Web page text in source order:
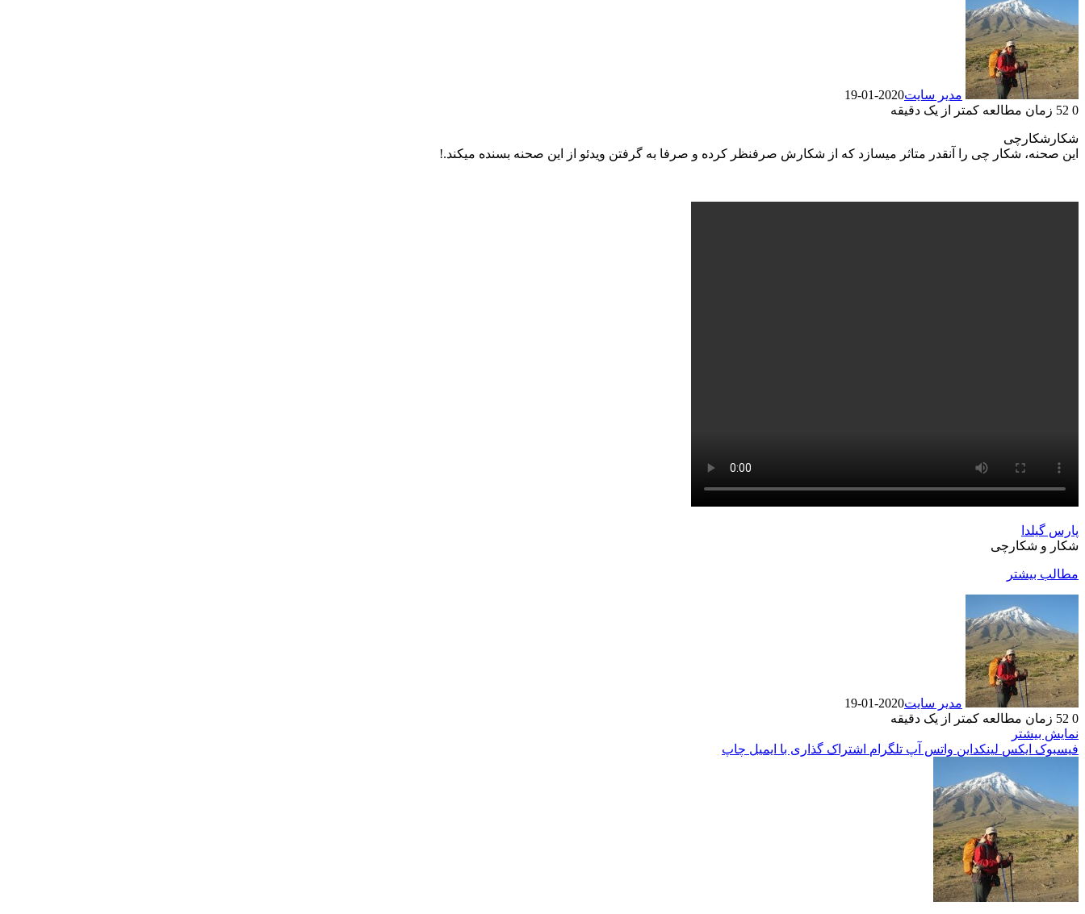
مدیر سایت2020-01-19
0
زمان مطالعه کمتر از یک دقیقه
شکارشکارچی
این صحنه، شکار چی را آنقدر متاثر میسازد که از شکارش صرفنظر کرده و صرفا به گرفتن ویدئو از این صحنه بسنده میکند.!
پارس گیلدا
شکار و شکارچی
مطالب بیشتر
مدیر سایت2020-01-19
0
زمان مطالعه کمتر از یک دقیقه
نمایش بیشتر
فیسبوک ایکس لینکداین واتس آپ تلگرام اشتراک گذاری با ایمیل چاپ